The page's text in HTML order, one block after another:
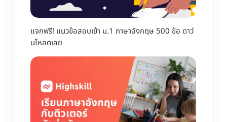
แจกฟรี! แนวข้อสอบเข้า ม.1 ภาษาอังกฤษ 500 ข้อ ดาว์
นโหลดเลย